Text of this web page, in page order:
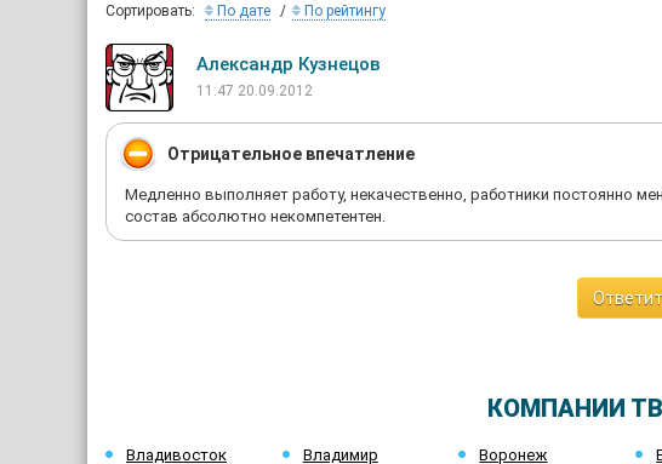
Сортировать: По дате По рейтингу
Александр Кузнецов
11:47 20.09.2012
Отрицательное впечатление
Медленно выполняет работу, некачественно, работники постоянно
состав абсолютно некомпетентен.
КОМПАНИИ
Владивосток Владимир Воронеж